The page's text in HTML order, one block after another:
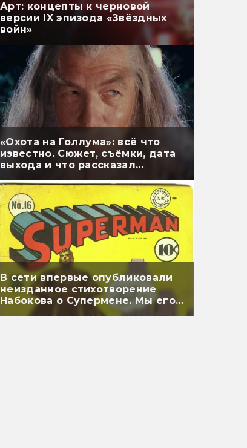
Арт: концепты к черновой
версии IX эпизода «Звёздных
войн»
«Охота на Голлума»: всё что
известно. Сюжет, съёмки, дата
выхода и что рассказал
В сети впервые опубликовали
неизданное стихотворение
Набокова о Супермене. Мы его
перевели